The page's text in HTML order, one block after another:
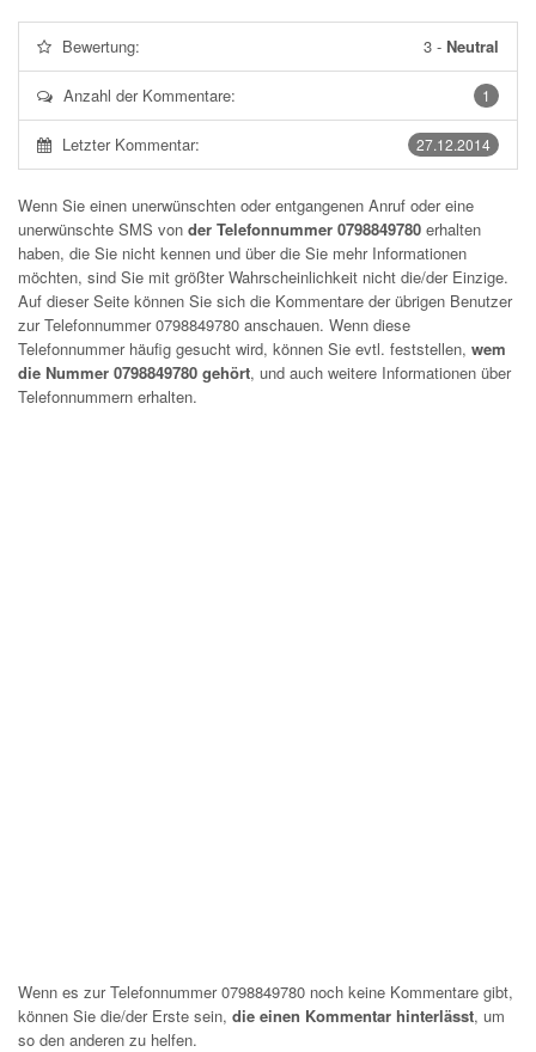
Bewertung: 3 - Neutral
1
Anzahl der Kommentare:
27.12.2014
Letzter Kommentar:
Wenn Sie einen unerwünschten oder entgangenen Anruf oder eine
unerwünschte SMS von der Telefonnummer 0798849780 erhalten
haben, die Sie nicht kennen und über die Sie mehr Informationen
möchten, sind Sie mit größter Wahrscheinlichkeit nicht die/der Einzige.
Auf dieser Seite können Sie sich die Kommentare der übrigen Benutzer
zur Telefonnummer0798849780 anschauen. Wenn diese
Telefonnummer häufig gesucht wird, können Sie evtl. feststellen, wem
die Nummer 0798849780 gehört, und auch weitere Informationen über
Telefonnummern erhalten.
Wenn es zur Telefonnummer 0798849780 noch keine Kommentare gibt,
können Sie die/der Erste sein, die einen Kommentar hinterlässt, um
so den anderen zu helfen.